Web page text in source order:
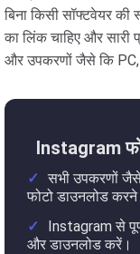
बिना किसी सॉफ्टवेयर
का लिंक चाहिए और सारी
और उपकरणों जैसे कि PC,
Instagram
सभी उपकरणों जैसे
फोटो डाउनलोड
Instagram से
और डाउनलोड करें।